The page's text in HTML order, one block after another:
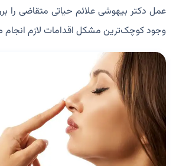
عمل دکتر بیهوشی علائم حیاتی متقاضی را
وجود کوچک‌ترین مشکل اقدامات لازم